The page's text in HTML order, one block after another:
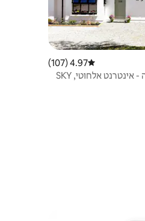
דירוג ממוצע של 4.97 מתוך 5, 107 ביקורות
4.97 (107)
קוטג' עם 3 חדרי שינה - אינטרנט אלחוטי, SKY